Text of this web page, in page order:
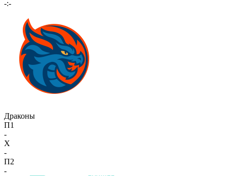
-:-
Драконы
П1
-
X
-
П2
-